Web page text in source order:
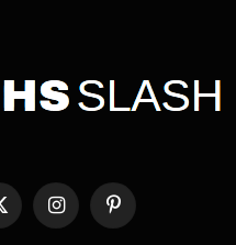
X
InstagramPinterest